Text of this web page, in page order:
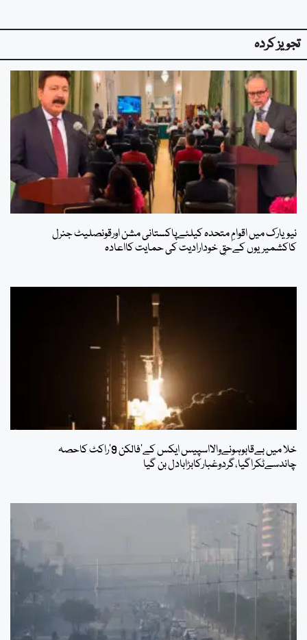
تجویز کردہ
نیویارک میں اقوامِ متحدہ کیلئےپاکستانی مشن اورقونصلیٹ جنرل
کاکشمیریوں کےحقِ خودارادیت کی حمایت کااعادہ
خلا میں بےقابوہونےوالااسپیس ایکس کے’فالکن 9’راکٹ کاحصہ
چاندسےٹکراگیا،گردوغبارکابڑابادل بن گیا